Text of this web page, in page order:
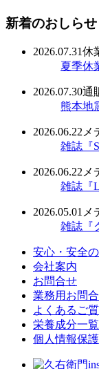
新着のおしらせ
2026.07.31休
夏季休
2026.07.30通
熊本地
2026.06.22 メ
雑誌『
2026.06.22 メ
雑誌『
2026.05.01 メ
雑誌『
安心・安全
会社案内
お問合せ
業務用お問
よくあるご
栄養成分一覧
個人情報保